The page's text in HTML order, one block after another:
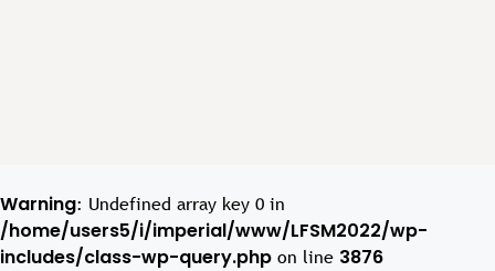
Warning: Undefined array key 0 in
/home/users5/i/imperial/www/LFSM2022/wp-
includes/class-wp-query.php on line 3876